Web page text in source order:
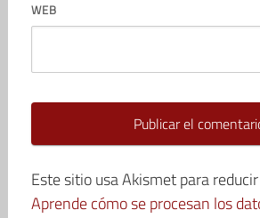
WEB
Este sitio usa Akismet para
Aprende cómo se procesan los